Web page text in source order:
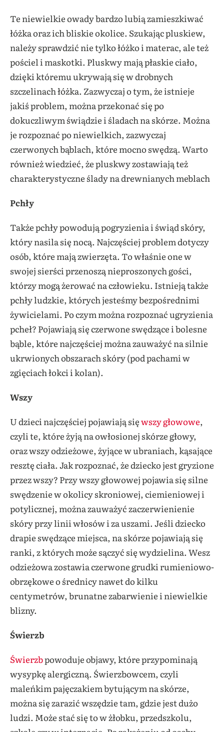
Te niewielkie owady bardzo lubią zamieszkiwać
łóżka oraz ich bliskie okolice. Szukając pluskiew,
należy sprawdzić nie tylko łóżko i materac, ale też
pościel i maskotki. Pluskwy mają płaskie ciało,
dzięki któremu ukrywają się w drobnych
szczelinach łóżka. Zazwyczaj o tym, że istnieje
jakiś problem, można przekonać się po
dokuczliwym świądzie i śladach na skórze. Można
je rozpoznać po niewielkich, zazwyczaj
czerwonych bąblach, które mocno swędzą. Warto
również wiedzieć, że pluskwy zostawiają też
charakterystyczne ślady na drewnianych meblach
Pchły
Także pchły powodują pogryzienia i świąd skóry,
który nasila się nocą. Najczęściej problem dotyczy
osób, które mają zwierzęta. To właśnie one w
swojej sierści przenoszą nieproszonych gości,
którzy mogą żerować na człowieku. Istnieją także
pchły ludzkie, których jesteśmy bezpośrednimi
żywicielami. Po czym można rozpoznać ugryzienia
pcheł? Pojawiają się czerwone swędzące i bolesne
bąble, które najczęściej można zauważyć na silnie
ukrwionych obszarach skóry (pod pachami w
zgięciach łokci i kolan).
Wszy
U dzieci najczęściej pojawiają sięwszy głowowe,
czyli te, które żyją na owłosionej skórze głowy,
oraz wszy odzieżowe, żyjące w ubraniach, kąsające
resztę ciała. Jak rozpoznać, że dziecko jest gryzione
przez wszy? Przy wszy głowowej pojawia się silne
swędzenie w okolicy skroniowej, ciemieniowej i
potylicznej, można zauważyć zaczerwienienie
skóry przy linii włosów i za uszami. Jeśli dziecko
drapie swędzące miejsca, na skórze pojawiają się
ranki, z których może sączyć się wydzielina. Wesz
odzieżowa zostawia czerwone grudki rumieniowo-
obrzękowe o średnicy nawet do kilku
centymetrów, brunatne zabarwienie i niewielkie
blizny.
Świerzb
Świerzbpowoduje objawy, które przypominają
wysypkę alergiczną. Świerzbowcem, czyli
maleńkim pajęczakiem bytującym na skórze,
można się zarazić wszędzie tam, gdzie jest dużo
ludzi. Może stać się to w żłobku, przedszkolu,